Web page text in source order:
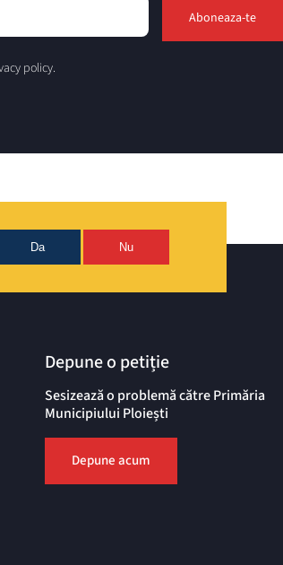
policy.
Da Nu
Depune o petiție
Sesizează o problemă către Primăria
Municipiului Ploiești
Depune acum